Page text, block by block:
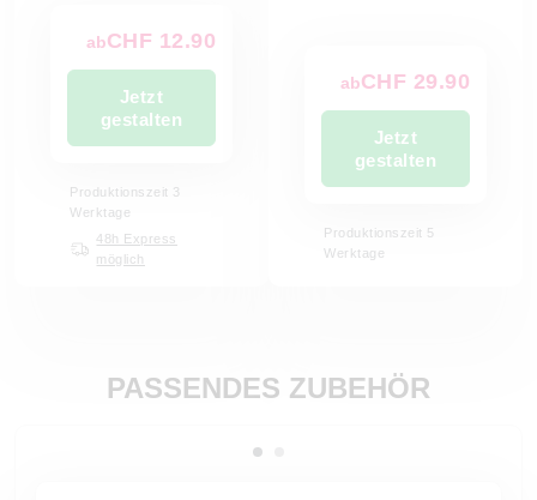
abCHF 12.90
Jetzt
gestalten
Produktionszeit 3
Werktage
48h Express
möglich
abCHF 29.90
Jetzt
gestalten
Produktionszeit 5
Werktage
PASSENDES ZUBEHÖR